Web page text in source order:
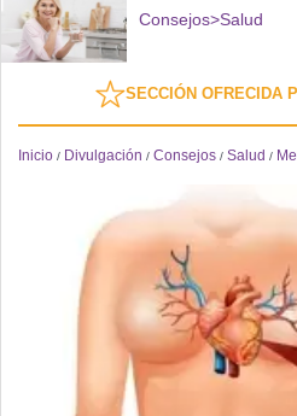
Consejos>Salud
SECCIÓN OFRECIDA
Inicio / Divulgación / Consejos / Salud /